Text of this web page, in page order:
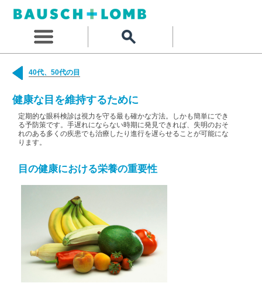
40代、50代の目
健康な目を維持するために
定期的な眼科検診は視力を守る最も確かな方法。しかも簡単にでき
る予防策です。手遅れにならない時期に発見できれば、失明のおそ
れのある多くの疾患でも治療したり進行を遅らせることが可能にな
ります。
目の健康における栄養の重要性